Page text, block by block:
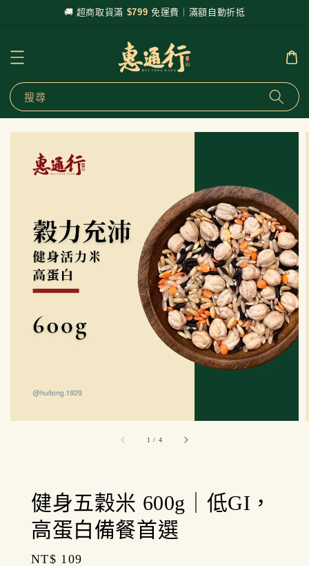
🚚 超商取貨滿 $799 免運費｜滿額自動折抵
搜尋
1 / 4
健身五穀米 600g｜低GI，
高蛋白備餐首選
Regular
NT$ 109